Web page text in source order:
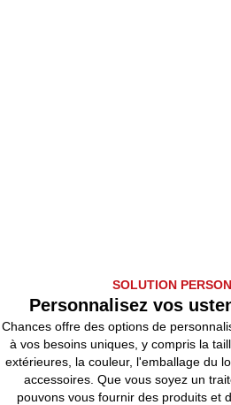
SOLUTION
Personnalisez vos
Chances offre des options de
à vos besoins uniques, y compris la
extérieures, la couleur, l'emballage du
accessoires. Que vous soyez un
pouvons vous fournir des produits et